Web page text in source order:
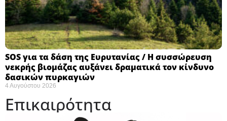
SOS για τα δάση της Ευρυτανίας / Η συσσώρευση
νεκρής βιομάζας αυξάνει δραματικά τον κίνδυνο
δασικών πυρκαγιών
4 Αυγούστου 2026
Επικαιρότητα